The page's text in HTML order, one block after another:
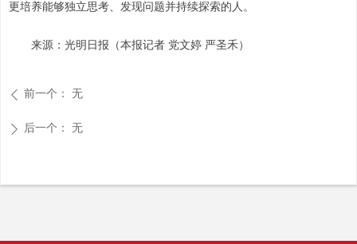
更培养能够独立思考、发现问题并持续探索的人。
来源：光明日报（本报记者 党文婷 严圣禾）
ꄴ 前一个： 无
ꄲ 后一个： 无